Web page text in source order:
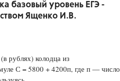
М.М., Габриелян О.С.,
базовый уровень ЕГЭ -
Ященко И.В.
рублях) колодца из
С = 5800 + 4200п, где п — число